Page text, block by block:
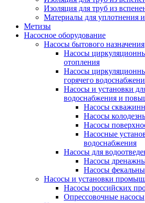
Изоляция для труб из
Материалы для уплотнения
Метизы
Насосное оборудование
Насосы бытового назначения
Насосы
отопления
Насосы
горячего
Насосы и установки
водоснабжения и
Насосы
Насосы
Насосы
Насосные
водоснабжения
Насосы для
Насосы
Насосы
Насосы и установки
Насосы российских
Опрессовочные насосы